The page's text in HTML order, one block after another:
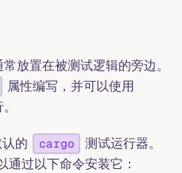
放置在被测试逻辑的旁边。
属性编写，并可以使用
的 cargo
测试运行器。
通过以下命令安装它：